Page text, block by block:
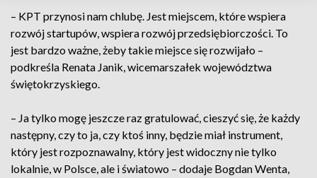
– KPT przynosi nam chlubę. Jest miejscem, które wspiera
rozwój startupów, wspiera rozwój przedsiębiorczości. To
jest bardzo ważne, żeby takie miejsce się rozwijało –
podkreśla Renata Janik, wicemarszałek województwa
świętokrzyskiego.
– Ja tylko mogę jeszcze raz gratulować, cieszyć się, że każdy
następny, czy to ja, czy ktoś inny, będzie miał instrument,
który jest rozpoznawalny, który jest widoczny nie tylko
lokalnie, w Polsce, ale i światowo – dodaje Bogdan Wenta,